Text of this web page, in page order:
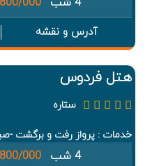
آدرس و نقشه
هتل فردوس
ستاره
خدمات : پرواز رفت و برگشت -صبحانه-7
4 شب 19/800/000